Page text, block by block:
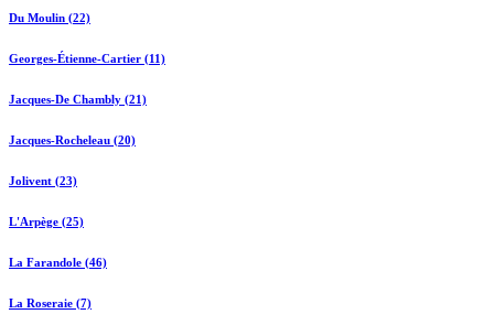
Du Moulin (22)
Georges-Étienne-Cartier (11)
Jacques-De Chambly (21)
Jacques-Rocheleau (20)
Jolivent (23)
L'Arpège (25)
La Farandole (46)
La Roseraie (7)